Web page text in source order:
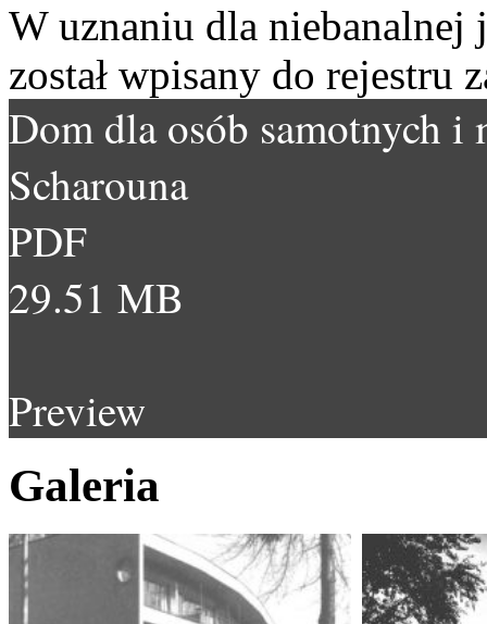
W uznaniu dla
został wpisany do rejestru
Dom dla osób samotnych i
Scharouna
PDF
29.51 MB
Preview
Galeria